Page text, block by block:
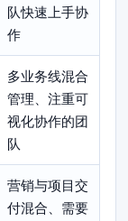
队快速上手协
作
多业务线混合
管理、注重可
视化协作的团
队
营销与项目交
付混合、需要